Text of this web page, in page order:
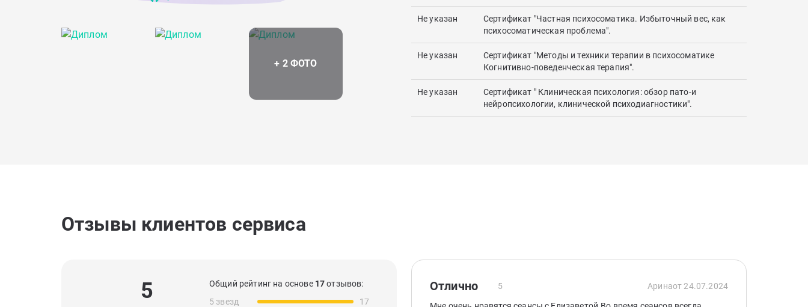
Не указан
Сертификат "Частная психосоматика. Избыточный вес, как
психосоматическая проблема".
Не указан
Сертификат "Методы и техники терапии в психосоматике
Когнитивно-поведенческая терапия".
Не указан
Сертификат " Клиническая психология: обзор пато-и
нейропсихологии, клинической психодиагностики".
Отзывы клиентов сервиса
5 Общий рейтинг на основе 17отзывов:
5 звезд
17
Отлично 5 Аринаот 24.07.2024